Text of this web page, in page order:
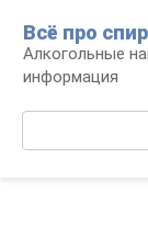
контенту
Всё про
Алкогольные
информация